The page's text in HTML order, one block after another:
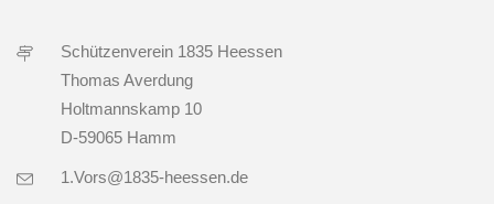
Schützenverein 1835 Heessen
Thomas Averdung
Holtmannskamp 10
D-59065 Hamm
1.Vors@1835-heessen.de